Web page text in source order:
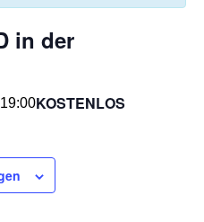
in der
19:00KOSTENLOS